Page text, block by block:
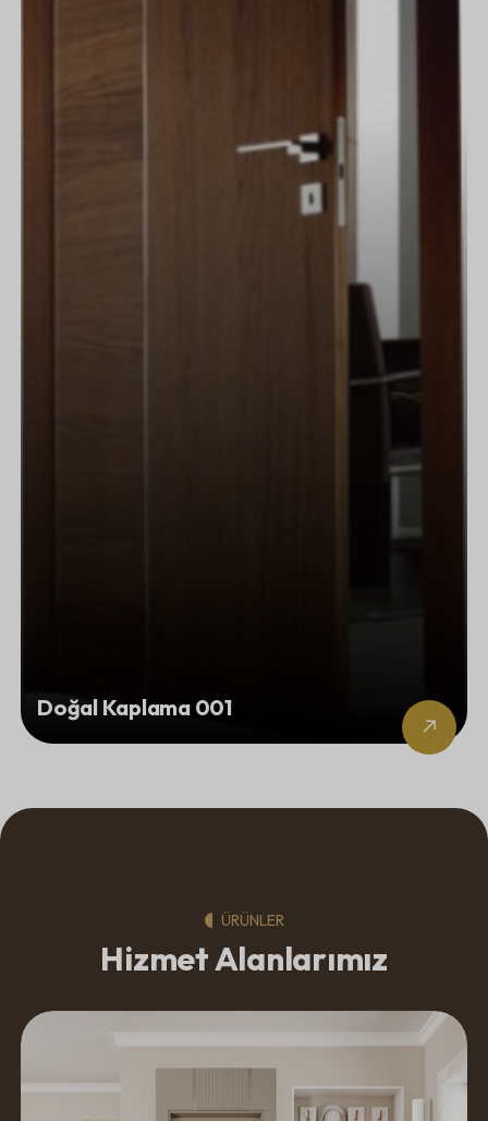
Doğal Kaplama 001
ÜRÜNLER
Hizmet Alanlarımız